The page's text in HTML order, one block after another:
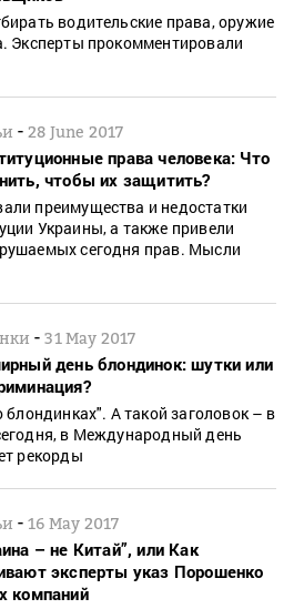
водительские права, оружие
Эксперты прокомментировали
-28 June 2017
права человека: Что
чтобы их защитить?
преимущества и недостатки
Украины, а также привели
сегодня прав. Мысли
-31 May 2017
день блондинок: шутки или
А такой заголовок – в
в Международный день
рекорды
-16 May 2017
– не Китай”, или Как
эксперты указ Порошенко
компаний